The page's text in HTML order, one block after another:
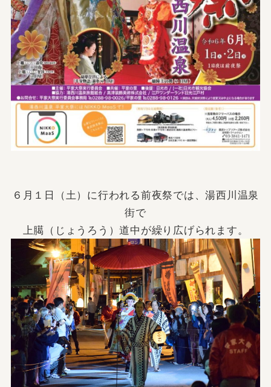
６月１日（土）に行われる前夜祭では、湯西川温泉
街で
上臈（じょうろう）道中が繰り広げられます。